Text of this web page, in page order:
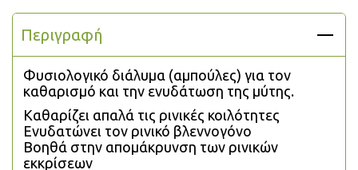
Περιγραφή
Φυσιολογικό διάλυμα (αμπούλες) για τον
καθαρισμό και την ενυδάτωση της μύτης.
Καθαρίζει απαλά τις ρινικές κοιλότητες
Ενυδατώνει τον ρινικό βλεννογόνο
Βοηθά στην απομάκρυνση των ρινικών
εκκρίσεων